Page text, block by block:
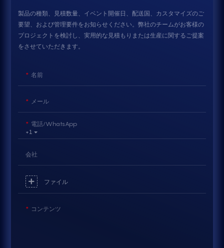
製品の種類、見積数量、イベント開催日、配送国、カスタマイズのご
要望、および管理要件をお知らせください。弊社のチームがお客様の
プロジェクトを検討し、実用的な見積もりまたは生産に関するご提案
をさせていただきます。
名前
メール
+1
電話/WhatsApp
会社
ファイル
コンテンツ